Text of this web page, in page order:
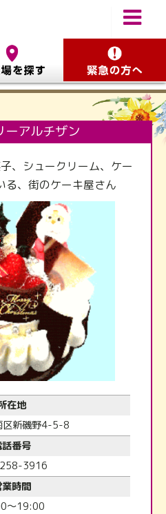
ーアルチザン
、シュークリーム、ケー
る、街のケーキ屋さん
在地
区新磯野4-5-8
話番号
3916
業時間
～19:00